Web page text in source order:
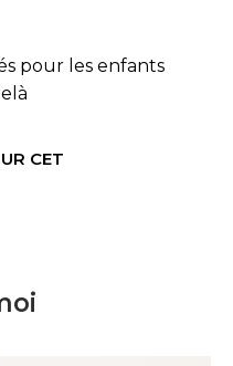
pour les enfants
CET